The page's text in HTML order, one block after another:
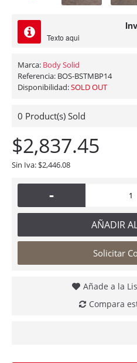
Texto aqui
Marca: Body Solid
Referencia: BOS-BSTMBP14
Disponibilidad:SOLD OUT
0 Product(s) Sold
$2,837.45
Sin Iva: $2,446.08
-
AÑADIR
Solicitar
Añade a la
Compara